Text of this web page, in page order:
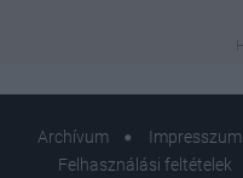
Archívum Impresszum
Felhasználási feltételek